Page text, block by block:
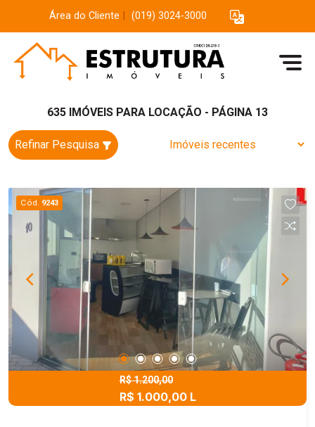
Área do Cliente (019) 3024-3000
635 IMÓVEIS PARA LOCAÇÃO - PÁGINA 13
Refinar Pesquisa
Cód. 9243
R$ 1.200,00
R$ 1.000,00 L